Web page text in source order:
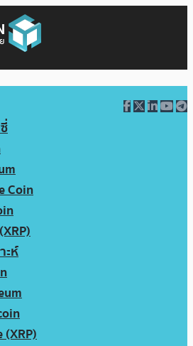
Coin
ะห์
(XRP)